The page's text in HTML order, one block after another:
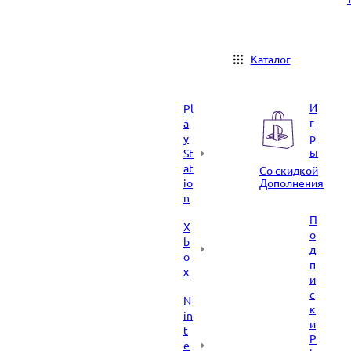
Каталог
Pl
a
y
St
at
io
n
X
b
o
x
N
in
t
e
И
г
р
ы
Со скидкой
Дополнения
П
о
д
п
и
с
к
и
P